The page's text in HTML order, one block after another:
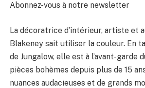
Abonnez-vous à notre newsletter
La décoratrice d’intérieur, artiste et
Blakeney sait utiliser la couleur. En
de Jungalow, elle est à l’avant-garde
pièces bohèmes depuis plus de 15
nuances audacieuses et de grands